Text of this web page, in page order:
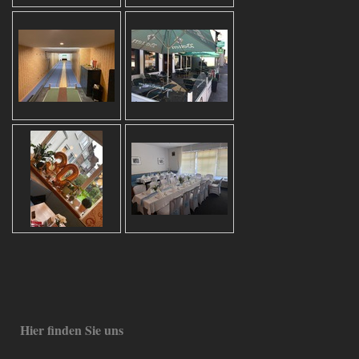
Hier finden Sie uns